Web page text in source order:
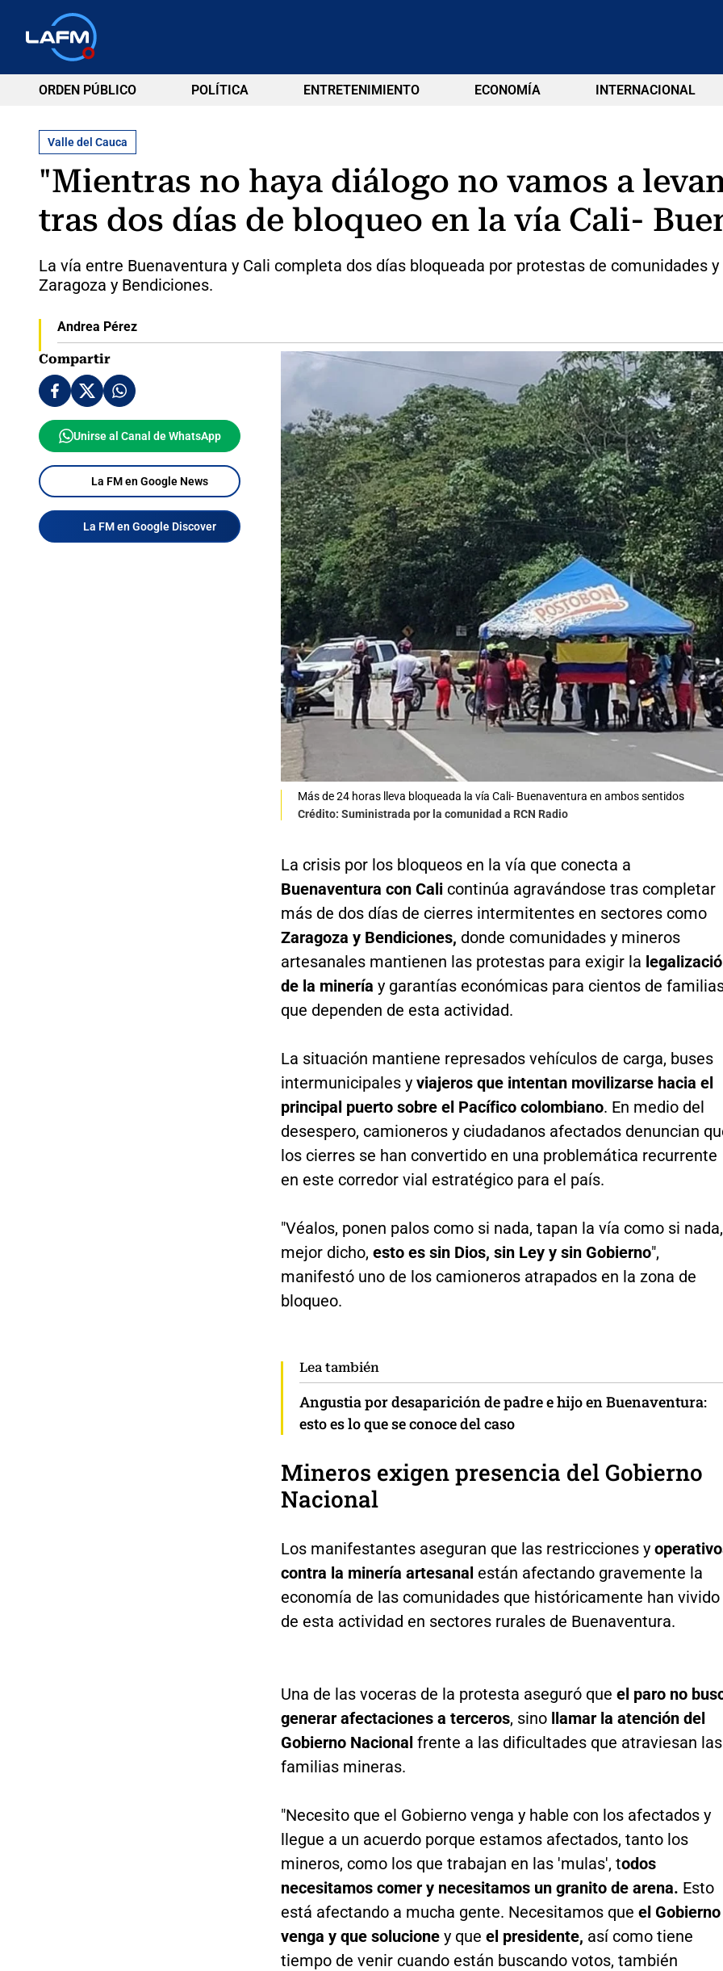
ORDEN PÚBLICO POLÍTICA ENTRETENIMIENTO ECONOMÍA INTERNACIONAL
Valle del Cauca
"Mientras no haya diálogo no vamos a
tras dos días de bloqueo en la vía Cali-
La vía entre Buenaventura y Cali completa dos días bloqueada por protestas de comunidades
Zaragoza y Bendiciones.
Andrea Pérez
Compartir
Unirse al Canal de WhatsApp
La FM en Google News
La FM en Google Discover
Más de 24 horas lleva bloqueada la vía Cali- Buenaventura en ambos sentidos
Crédito: Suministrada por la comunidad a RCN Radio
La crisis por los bloqueos en la vía que conecta a
Buenaventura con Calicontinúa agravándose tras completar
más de dos días de cierres intermitentes en sectores como
Zaragoza y Bendiciones, donde comunidades y mineros
artesanales mantienen las protestas para exigir la
de la minería y garantías económicas para cientos de
que dependen de esta actividad.
La situación mantiene represados vehículos de carga, buses
intermunicipales y viajeros que intentan movilizarse hacia el
principal puerto sobre el Pacífico colombiano. En medio del
desespero, camioneros y ciudadanos afectados denuncian
los cierres se han convertido en una problemática recurrente
en este corredor vial estratégico para el país.
"Véalos, ponen palos como si nada, tapan la vía como si nada,
mejor dicho, esto es sin Dios, sin Ley y sin Gobierno",
manifestó uno de los camioneros atrapados en la zona de
bloqueo.
Lea también
Angustia por desaparición de padre e hijo en Buenaventura:
esto es lo que se conoce del caso
Mineros exigen presencia del Gobierno
Nacional
Los manifestantes aseguran que las restricciones y
contra la minería artesanal están afectando gravemente la
economía de las comunidades que históricamente han vivido
de esta actividad en sectores rurales de Buenaventura.
Una de las voceras de la protesta aseguró que el paro no
generar afectaciones a terceros, sino llamar la atención del
Gobierno Nacional frente a las dificultades que atraviesan las
familias mineras.
"Necesito que el Gobierno venga y hable con los afectados y
llegue a un acuerdo porque estamos afectados, tanto los
mineros, como los que trabajan en las 'mulas', todos
necesitamos comer y necesitamos un granito de arena. Esto
está afectando a mucha gente. Necesitamos que el Gobierno
venga y que solucione y que el presidente, así como tiene
tiempo de venir cuando están buscando votos, también